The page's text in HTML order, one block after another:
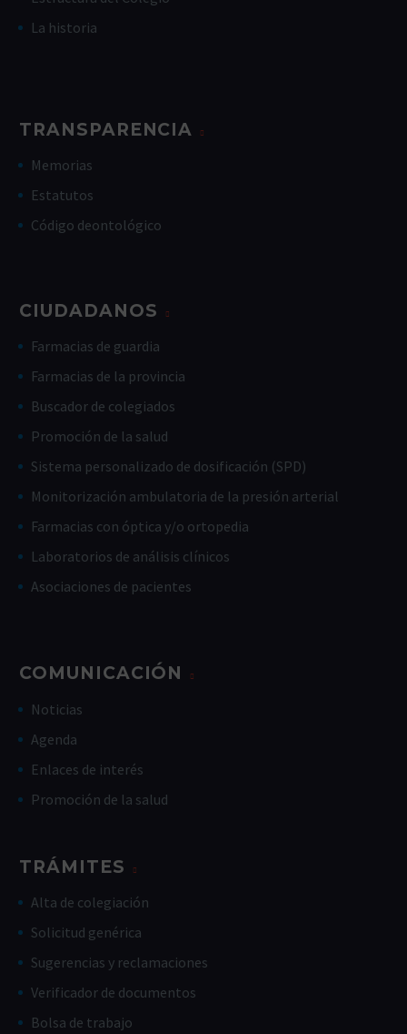
La historia
TRANSPARENCIA
Memorias
Estatutos
Código deontológico
CIUDADANOS
Farmacias de guardia
Farmacias de la provincia
Buscador de colegiados
Promoción de la salud
Sistema personalizado de dosificación (SPD)
Monitorización ambulatoria de la presión arterial
Farmacias con óptica y/o ortopedia
Laboratorios de análisis clínicos
Asociaciones de pacientes
COMUNICACIÓN
Noticias
Agenda
Enlaces de interés
Promoción de la salud
TRÁMITES
Alta de colegiación
Solicitud genérica
Sugerencias y reclamaciones
Verificador de documentos
Bolsa de trabajo